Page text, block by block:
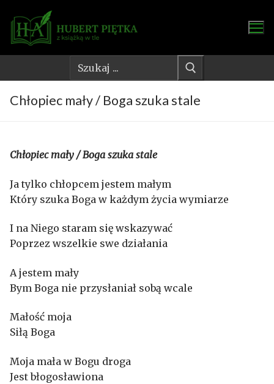
do
treści
Szukaj:
Chłopiec mały / Boga szuka stale
Chłopiec mały / Boga szuka stale
Ja tylko chłopcem jestem małym
Który szuka Boga w każdym życia wymiarze
I na Niego staram się wskazywać
Poprzez wszelkie swe działania
A jestem mały
Bym Boga nie przysłaniał sobą wcale
Małość moja
Siłą Boga
Moja mała w Bogu droga
Jest błogosławiona